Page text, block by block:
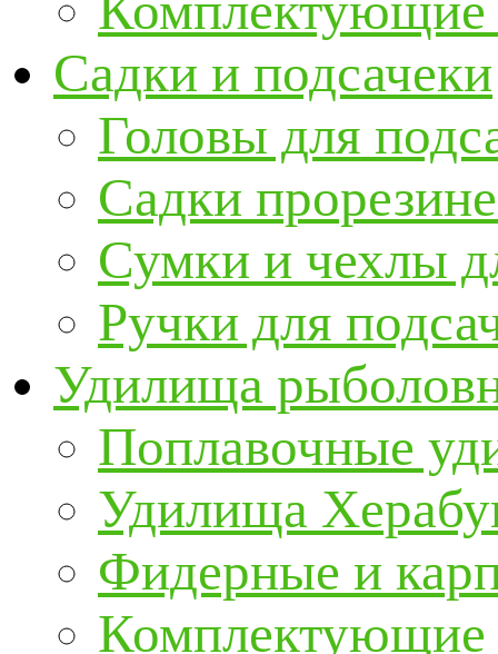
Садки и подсачеки
Головы для
Садки
Сумки и чехлы
Ручки для
Удилища
Поплавочные
Удилища
Фидерные и